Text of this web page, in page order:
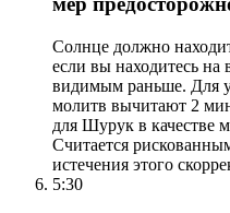
Солнце должно
если вы находитесь
видимым раньше. Для
молитв вычитают 2
для Шурук в качестве
Считается
истечения этого
5:30